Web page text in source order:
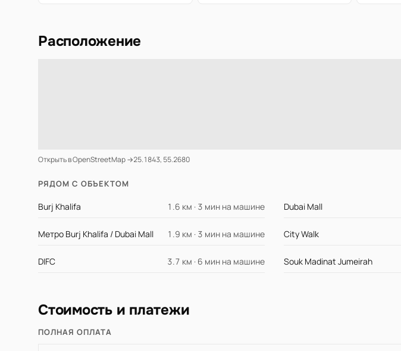
Расположение
Открыть в OpenStreetMap →25.1843, 55.2680
РЯДОМ С ОБЪЕКТОМ
Burj Khalifa 1.6 км · 3 мин на машине Dubai Mall
Метро Burj Khalifa / Dubai Mall 1.9 км · 3 мин на машине City Walk
DIFC 3.7 км · 6 мин на машине Souk Madinat Jumeirah
Стоимость и платежи
ПОЛНАЯ ОПЛАТА